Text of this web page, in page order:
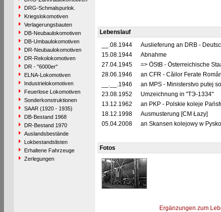
DRG-Schmalspurlok.
Kriegslokomotiven
Verlagerungsbauten
DB-Neubaulokomotiven
DB-Umbaulokomotiven
DR-Neubaulokomotiven
DR-Rekolokomotiven
DR - "6000er"
ELNA-Lokomotiven
Industrielokomotiven
Feuerlose Lokomotiven
Sonderkonstruktionen
SAAR (1920 - 1935)
DB-Bestand 1968
DR-Bestand 1970
Auslandsbestände
Lokbestandslisten
Erhaltene Fahrzeuge
Zerlegungen
Lebenslauf
__.08.1944
Auslieferung an DRB -
15.08.1944
Abnahme
27.04.1945
=> ÖStB - Österreichische
28.06.1946
an CFR - Căilor Ferate
__.__.1946
an MPS - Ministerstvo putej
23.08.1952
Umzeichnung in "TЭ-1334"
13.12.1962
an PKP - Polskie koleje
18.12.1998
Ausmusterung [CM Łazy]
05.04.2008
an Skansen kolejowy w
Fotos
Ergänzungen zum